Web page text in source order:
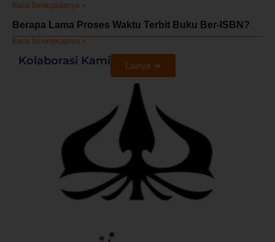
Baca Selengkapnya »
Berapa Lama Proses Waktu Terbit Buku Ber-ISBN?
Baca Selengkapnya »
Kolaborasi Kami Lainya ➜